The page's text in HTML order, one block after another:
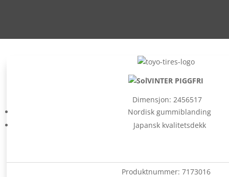
VINTER PIGGFRI
Dimensjon: 2456517
Nordisk gummiblanding
Japansk kvalitetsdekk
Produktnummer: 7173016